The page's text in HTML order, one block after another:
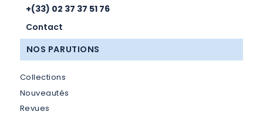
+(33) 02 37 37 51 76
Contact
NOS PARUTIONS
Collections
Nouveautés
Revues